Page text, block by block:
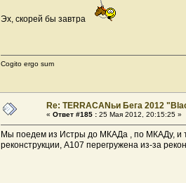
Эх, скорей бы завтра
Cogito ergo sum
Re: TERRACANьи Бега 2012
« Ответ #185 : 25 Мая 2012, 20:15:25 »
Мы поедем из Истры до МКАДа , по МКАДу, и
реконструкции, А107 перегружена из-за